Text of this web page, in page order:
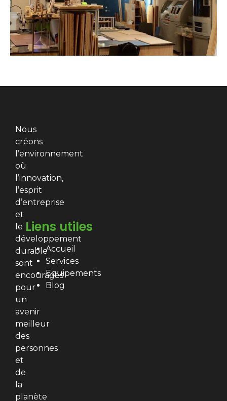
Nous
créons
l’environnement
où
l’innovation,
l’esprit
d’entreprise
et
le
développement
durable
sont
encouragés
pour
un
avenir
meilleur
des
personnes
et
de
la
planète
Liens utiles
Accueil
Services
Equipements
Blog